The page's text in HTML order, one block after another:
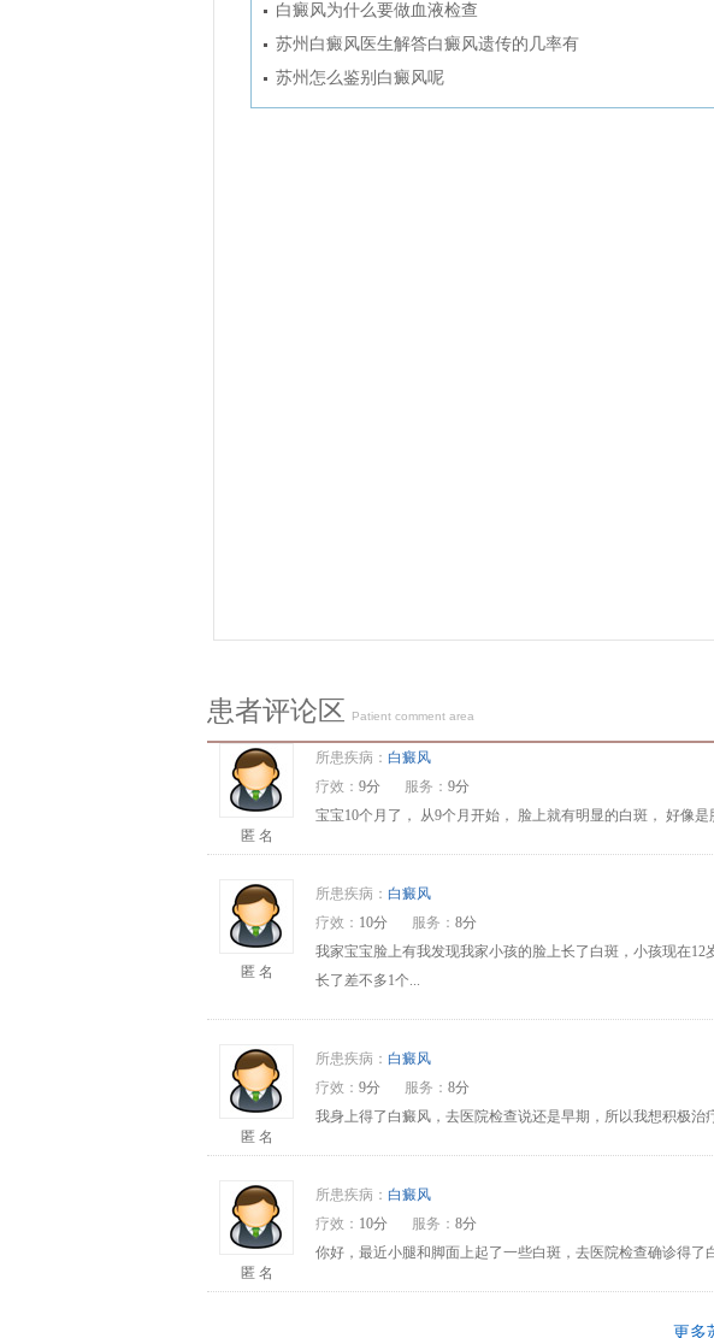
白癜风为什么要做血液检查
苏州白癜风医生解答白癜风遗传的几率有
苏州怎么鉴别白癜风呢
患者评论区 Patient comment area
匿 名
所患疾病： 白癜风
疗效： 9分 服务： 9分
宝宝10个月了， 从9个月开始， 脸上就有明显的白斑， 好像
匿 名
所患疾病： 白癜风
疗效： 10分 服务： 8分
我家宝宝脸上有我发现我家小孩的脸上长了白斑，小孩现在
长了差不多1个...
匿 名
所患疾病： 白癜风
疗效： 9分 服务： 8分
我身上得了白癜风，去医院检查说还是早期，所以我想积极治
匿 名
所患疾病： 白癜风
疗效： 10分 服务： 8分
你好，最近小腿和脚面上起了一些白斑，去医院检查确诊得
更多